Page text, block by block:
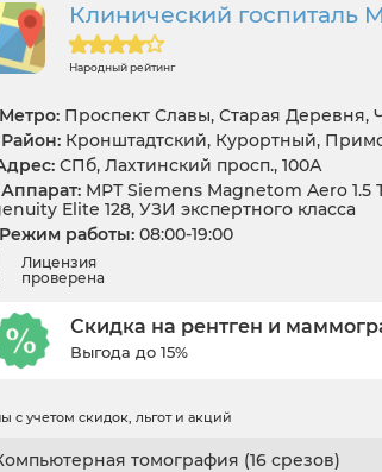
Клинический госпиталь
Народный рейтинг
Метро: Проспект Славы, Старая Деревня,
Район: Кронштадтский, Курортный,
СПб, Лахтинский просп., 100А
Аппарат: МРТ Siemens Magnetom Aero 1.5
Elite 128, УЗИ экспертного класса
Режим работы: 08:00-19:00
Лицензия
проверена
Скидка на рентген и
Выгода до 15%
с учетом скидок, льгот и акций
томография (16 срезов)